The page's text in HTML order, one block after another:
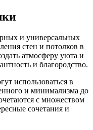
и универсальных
стен и потолков в
атмосферу уюта и
и благородство.
использоваться в
и минимализма до
с множеством
сочетания и